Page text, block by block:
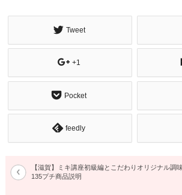
Tweet
+1
Pocket
feedly
【滋賀】ミキ講座初級編とこだわりオリジナル調
135プチ商品説明